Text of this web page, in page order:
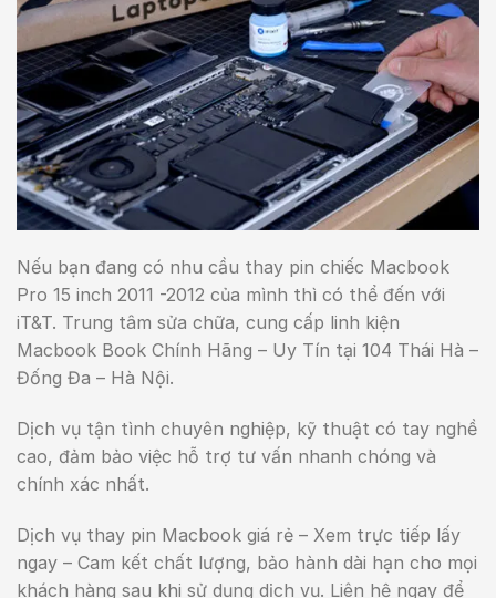
Nếu bạn đang có nhu cầu thay pin chiếc Macbook
Pro 15 inch 2011 -2012 của mình thì có thể đến với
iT&T. Trung tâm sửa chữa, cung cấp linh kiện
Macbook Book Chính Hãng – Uy Tín tại 104 Thái Hà –
Đống Đa – Hà Nội.
Dịch vụ tận tình chuyên nghiệp, kỹ thuật có tay nghề
cao, đảm bảo việc hỗ trợ tư vấn nhanh chóng và
chính xác nhất.
Dịch vụ thay pin Macbook giá rẻ – Xem trực tiếp lấy
ngay – Cam kết chất lượng, bảo hành dài hạn cho mọi
khách hàng sau khi sử dụng dịch vụ. Liên hệ ngay để